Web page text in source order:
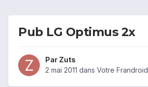
Pub LG Optimus 2x
Par Zuts
2 mai 2011 dans Votre Frandroid